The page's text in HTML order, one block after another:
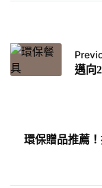
邁向
環保贈品推薦